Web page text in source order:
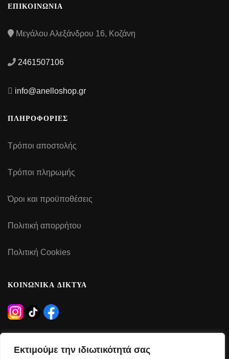
Εκτιμούμε την ιδιωτικότητά σας
ΕΠΙΚΟΙΝΩΝΙΑ
Μεγάλου Αλεξάνδρου 16, Κοζάνη
2461507106
info@anelloshop.gr
ΠΛΗΡΟΦΟΡΙΕΣ
Τρόποι αποστολής
Τρόποι πληρωμής
Όροι και προϋποθέσεις
Πολιτική απορρήτου
Πολιτική Cookies
ΚΟΙΝΩΝΙΚΑ ΔΙΚΤΥΑ